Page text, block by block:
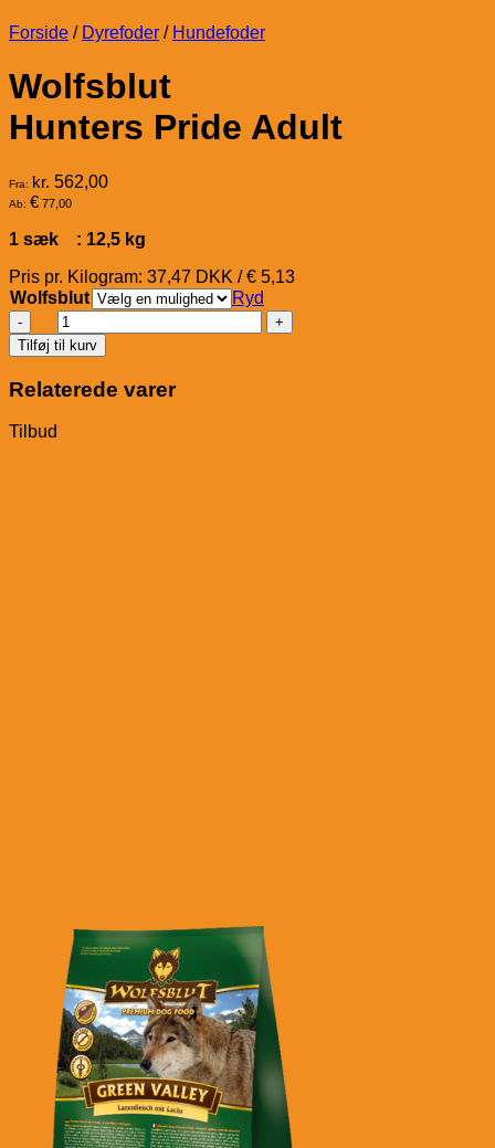
Forside / Dyrefoder / Hundefoder
Wolfsblut
Hunters Pride Adult
Fra: kr. 562,00
Ab: € 77,00
1 sæk : 12,5 kg
Pris pr. Kilogram: 37,47 DKK / € 5,13
Wolfsblut
Ryd
Wolfsblut
Hunters
Pride
Adult
antal
Tilføj til kurv
Relaterede varer
Tilbud